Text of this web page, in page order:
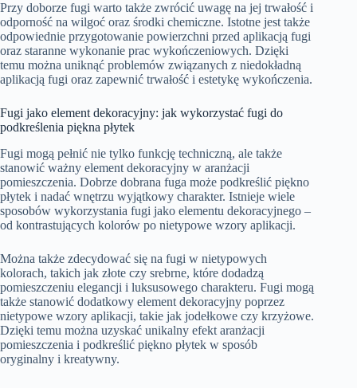
Przy doborze fugi warto także zwrócić uwagę na jej trwałość i
odporność na wilgoć oraz środki chemiczne. Istotne jest także
odpowiednie przygotowanie powierzchni przed aplikacją fugi
oraz staranne wykonanie prac wykończeniowych. Dzięki
temu można uniknąć problemów związanych z niedokładną
aplikacją fugi oraz zapewnić trwałość i estetykę wykończenia.
Fugi jako element dekoracyjny: jak wykorzystać fugi do
podkreślenia piękna płytek
Fugi mogą pełnić nie tylko funkcję techniczną, ale także
stanowić ważny element dekoracyjny w aranżacji
pomieszczenia. Dobrze dobrana fuga może podkreślić piękno
płytek i nadać wnętrzu wyjątkowy charakter. Istnieje wiele
sposobów wykorzystania fugi jako elementu dekoracyjnego –
od kontrastujących kolorów po nietypowe wzory aplikacji.
Można także zdecydować się na fugi w nietypowych
kolorach, takich jak złote czy srebrne, które dodadzą
pomieszczeniu elegancji i luksusowego charakteru. Fugi mogą
także stanowić dodatkowy element dekoracyjny poprzez
nietypowe wzory aplikacji, takie jak jodełkowe czy krzyżowe.
Dzięki temu można uzyskać unikalny efekt aranżacji
pomieszczenia i podkreślić piękno płytek w sposób
oryginalny i kreatywny.